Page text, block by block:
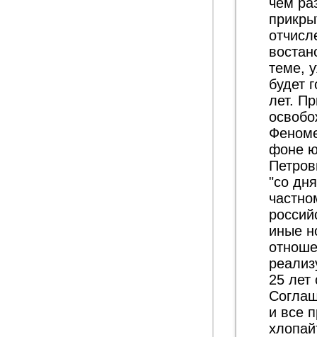
теме,
будет
лет.
фоне
"со
иные
25 лет
и все